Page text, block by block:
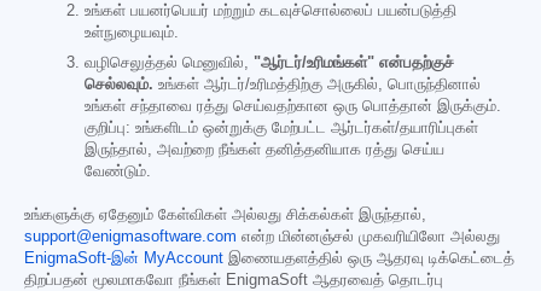
உங்கள் பயனர்பெயர் மற்றும் கடவுச்சொல்லைப் பயன்படுத்தி
உள்நுழையவும்.
வழிசெலுத்தல் மெனுவில், "ஆர்டர்/உரிமங்கள்" என்பதற்குச்
செல்லவும். உங்கள் ஆர்டர்/உரிமத்திற்கு அருகில், பொருந்தினால்
உங்கள் சந்தாவை ரத்து செய்வதற்கான ஒரு பொத்தான் இருக்கும்.
குறிப்பு: உங்களிடம் ஒன்றுக்கு மேற்பட்ட ஆர்டர்கள்/தயாரிப்புகள்
இருந்தால், அவற்றை நீங்கள் தனித்தனியாக ரத்து செய்ய
வேண்டும்.
உங்களுக்கு ஏதேனும் கேள்விகள் அல்லது சிக்கல்கள் இருந்தால்,
support@enigmasoftware.com என்ற மின்னஞ்சல் முகவரியிலோ அல்லது
EnigmaSoft-இன் MyAccount இணையதளத்தில் ஒரு ஆதரவு டிக்கெட்டைத்
திறப்பதன் மூலமாகவோ நீங்கள் EnigmaSoft ஆதரவைத் தொடர்பு